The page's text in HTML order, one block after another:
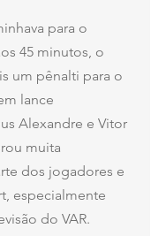
para o
45 minutos, o
um pênalti para o
lance
Alexandre e Vitor
muita
dos jogadores e
especialmente
do VAR.